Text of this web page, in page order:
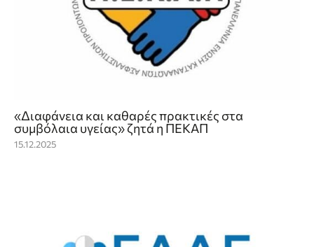
«Διαφάνεια και καθαρές πρακτικές στα
συμβόλαια υγείας» ζητά η ΠΕΚΑΠ
15.12.2025